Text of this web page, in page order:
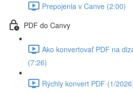
Prepojenia v Canve (2:00)
PDF do Canvy
Ako konvertovať PDF na
(7:26)
Rýchly konvert PDF (1/